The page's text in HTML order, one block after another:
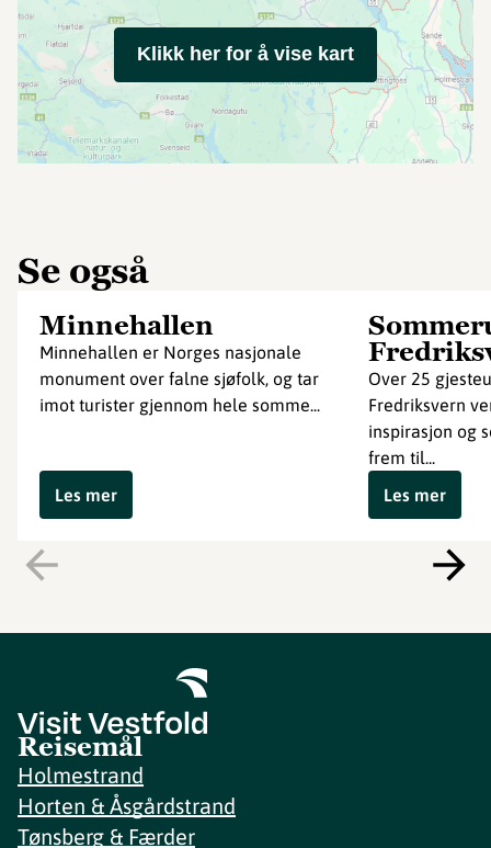
Klikk her for å vise kart
Se også
Minnehallen
Minnehallen er Norges nasjonale
monument over falne sjøfolk, og tar
imot turister gjennom hele somme...
Les mer
Over 25
Fredriksvern
inspirasjon og
frem til...
Les mer
Reisemål
Holmestrand
Horten & Åsgårdstrand
Tønsberg & Færder